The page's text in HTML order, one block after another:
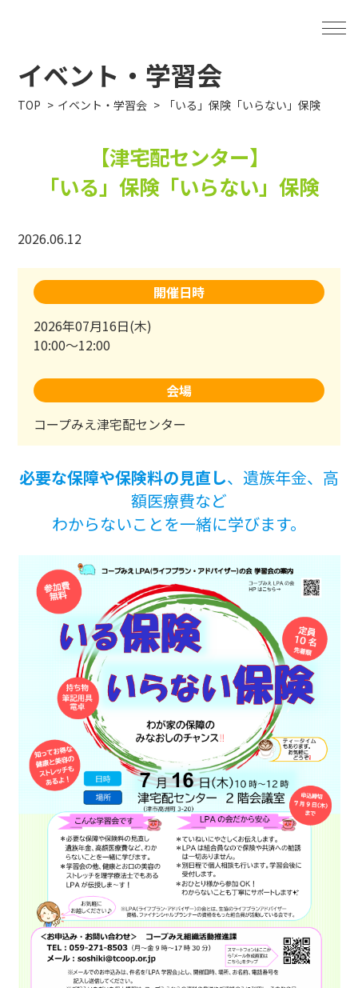
イベント・学習会
TOP イベント・学習会 「いる」保険「いらない」保険
【津宅配センター】
「いる」保険「いらない」保険
2026.06.12
開催日時
2026年07月16日(木)
10:00～12:00
会場
コープみえ津宅配センター
必要な保障や保険料の見直し、遺族年金、高
額医療費など
わからないことを一緒に学びます。